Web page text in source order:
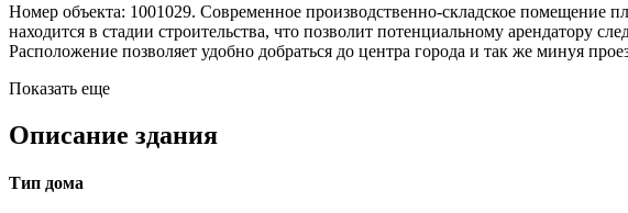
Номер объекта: 1001029. Современное производственно-складское
находится в стадии строительства, что позволит потенциальному арендатору
Расположение позволяет удобно добраться до центра города и так же минуя
Показать еще
Описание здания
Тип дома